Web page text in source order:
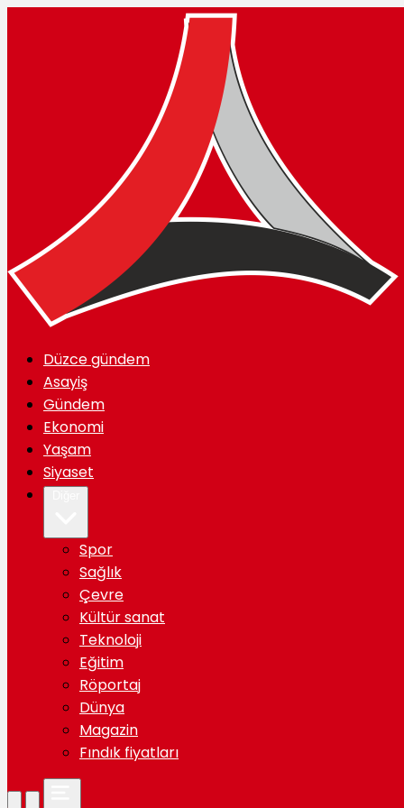
Düzce gündem
Asayiş
Gündem
Ekonomi
Yaşam
Siyaset
Spor
Sağlık
Çevre
Kültür sanat
Teknoloji
Eğitim
Röportaj
Dünya
Magazin
Fındık fiyatları